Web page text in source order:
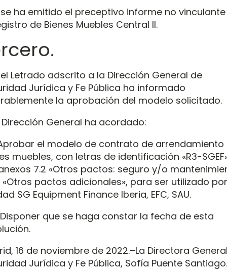
ha emitido el preceptivo informe no
de Bienes Muebles Central II.
Letrado adscrito a la Dirección General de
Jurídica y Fe Pública ha informado
la aprobación del modelo solicitado.
Dirección General ha acordado:
el modelo de contrato de arrendamiento
muebles, con letras de identificación «R3-
7.2 «Otros pactos: seguro y/o
«Otros pactos adicionales», para ser utilizado
SG Equipment Finance Iberia, EFC, SAU.
que se haga constar la fecha de esta
16 de noviembre de 2022.–La Directora
Jurídica y Fe Pública, Sofía Puente Santiago.